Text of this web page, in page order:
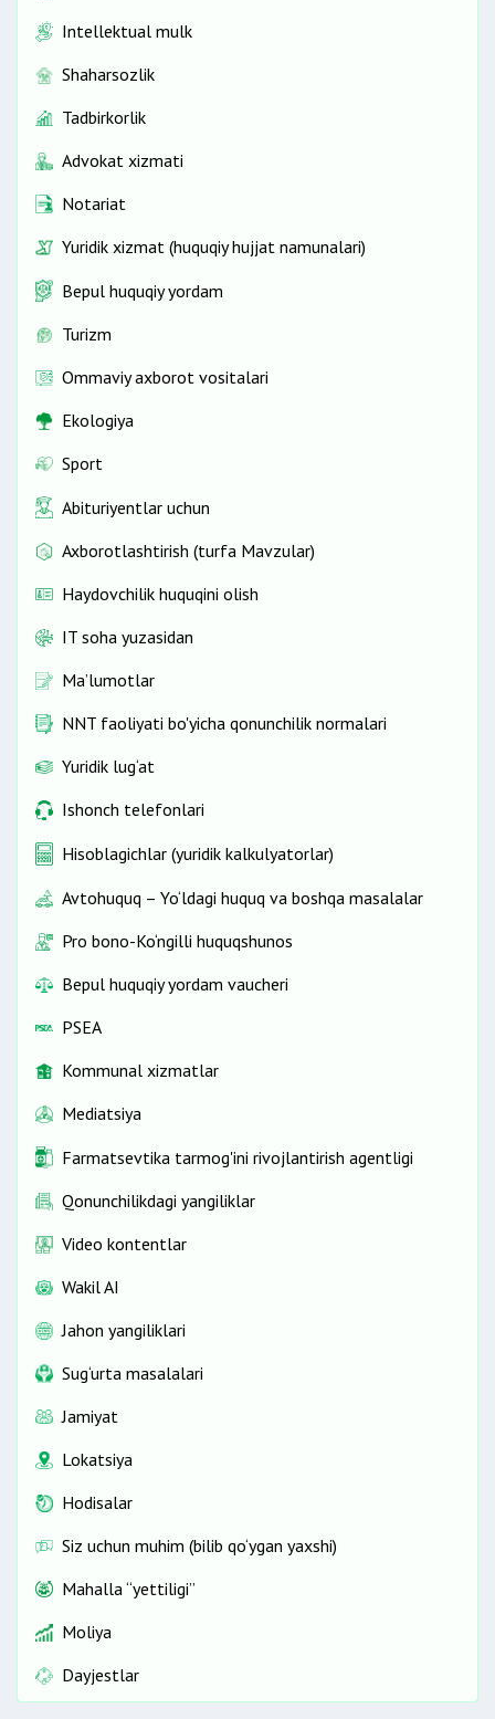
Intellektual mulk
Shaharsozlik
Tadbirkorlik
Advokat xizmati
Notariat
Yuridik xizmat (huquqiy hujjat namunalari)
Bepul huquqiy yordam
Turizm
Ommaviy axborot vositalari
Ekologiya
Sport
Abituriyentlar uchun
Axborotlashtirish (turfa Mavzular)
Haydovchilik huquqini olish
IT soha yuzasidan
Ma’lumotlar
NNT faoliyati bo'yicha qonunchilik normalari
Yuridik lug‘at
Ishonch telefonlari
Hisoblagichlar (yuridik kalkulyatorlar)
Avtohuquq – Yo‘ldagi huquq va boshqa masalalar
Pro bono-Ko‘ngilli huquqshunos
Bepul huquqiy yordam vaucheri
PSEA
Kommunal xizmatlar
Mediatsiya
Farmatsevtika tarmog'ini rivojlantirish agentligi
Qonunchilikdagi yangiliklar
Video kontentlar
Wakil AI
Jahon yangiliklari
Sug‘urta masalalari
Jamiyat
Lokatsiya
Hodisalar
Siz uchun muhim (bilib qo‘ygan yaxshi)
Mahalla “yettiligi”
Moliya
Dayjestlar